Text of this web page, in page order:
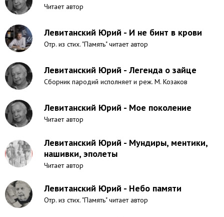
Читает автор
Левитанский Юрий - И не бинт в крови
Отр. из стих. "Память" читает автор
Левитанский Юрий - Легенда о зайце
Сборник пародий исполняет и реж. М. Козаков
Левитанский Юрий - Мое поколение
Читает автор
Левитанский Юрий - Мундиры, ментики,
нашивки, эполеты
Читает автор
Левитанский Юрий - Небо памяти
Отр. из стих. "Память" читает автор